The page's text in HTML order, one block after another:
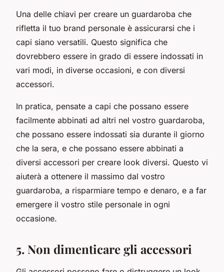
Una delle chiavi per creare un guardaroba che
rifletta il tuo brand personale è assicurarsi che i
capi siano versatili. Questo significa che
dovrebbero essere in grado di essere indossati in
vari modi, in diverse occasioni, e con diversi
accessori.
In pratica, pensate a capi che possano essere
facilmente abbinati ad altri nel vostro guardaroba,
che possano essere indossati sia durante il giorno
che la sera, e che possano essere abbinati a
diversi accessori per creare look diversi. Questo vi
aiuterà a ottenere il massimo dal vostro
guardaroba, a risparmiare tempo e denaro, e a far
emergere il vostro stile personale in ogni
occasione.
5. Non dimenticare gli accessori